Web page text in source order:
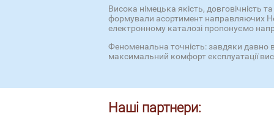
Висока німецька якість, довговічність
формували асортимент направляючих
електронному каталозі пропонуємо
Феноменальна точність: завдяки давно
максимальний комфорт експлуатації
Наші партнери: